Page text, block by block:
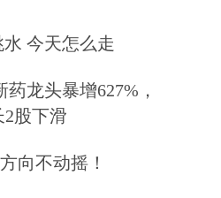
今天怎么走
龙头暴增627%，
股下滑
向不动摇！